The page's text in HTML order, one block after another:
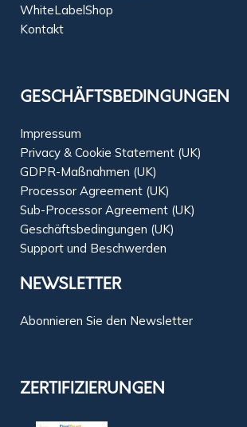
WhiteLabelShop
Kontakt
GESCHÄFTSBEDINGUNGEN
Impressum
Privacy & Cookie Statement (UK)
GDPR-Maßnahmen (UK)
Processor Agreement (UK)
Sub-Processor Agreement (UK)
Geschäftsbedingungen (UK)
Support und Beschwerden
NEWSLETTER
Abonnieren Sie den Newsletter
ZERTIFIZIERUNGEN